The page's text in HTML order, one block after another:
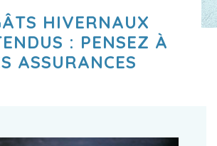
HIVERNAUX
: PENSEZ À
ASSURANCES